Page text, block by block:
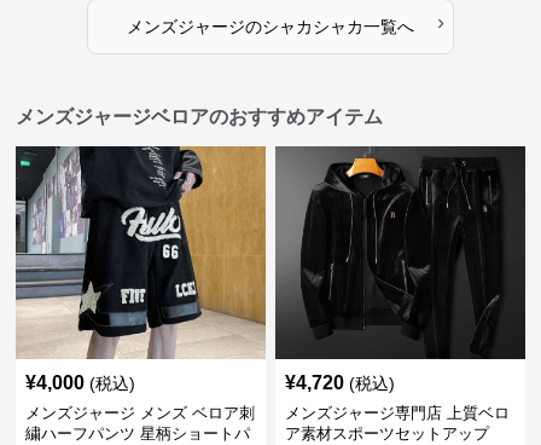
メンズジャージのシャカシャカ一覧へ ›
メンズジャージベロアのおすすめアイテム
¥4,000 (税込)
メンズジャージ メンズ ベロア刺
繍ハーフパンツ 星柄ショートパ
¥4,720 (税込)
メンズジャージ専門店 上質ベロ
ア素材スポーツセットアップ